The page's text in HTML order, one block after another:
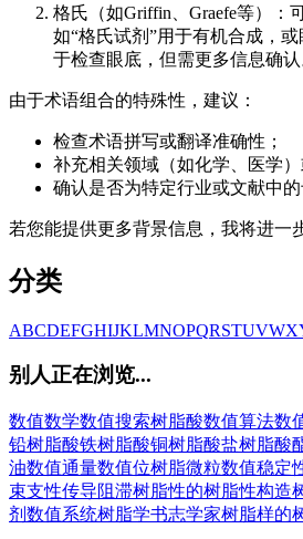
格氏（如Griffin、Graefe等）：
如“格氏试剂”用于有机合成，或
于检查眼底，但需更多信息确认
由于术语组合的特殊性，建议：
检查术语拼写或翻译准确性；
补充相关领域（如化学、医学）
确认是否为特定行业或文献中的
若您能提供更多背景信息，我将进一
分类
ABCDEFGHIJKLMNOPQRSTUVWX
别人正在浏览...
数值数学数值搜索树脂酸数值算法数
铅树脂酸铁树脂酸铜树脂酸盐树脂酸
油数值通量数值位树脂微粒数值稳定
束支性传导阻滞树脂性的树脂性构造
剂 数值系统树脂学书志学家树脂样的